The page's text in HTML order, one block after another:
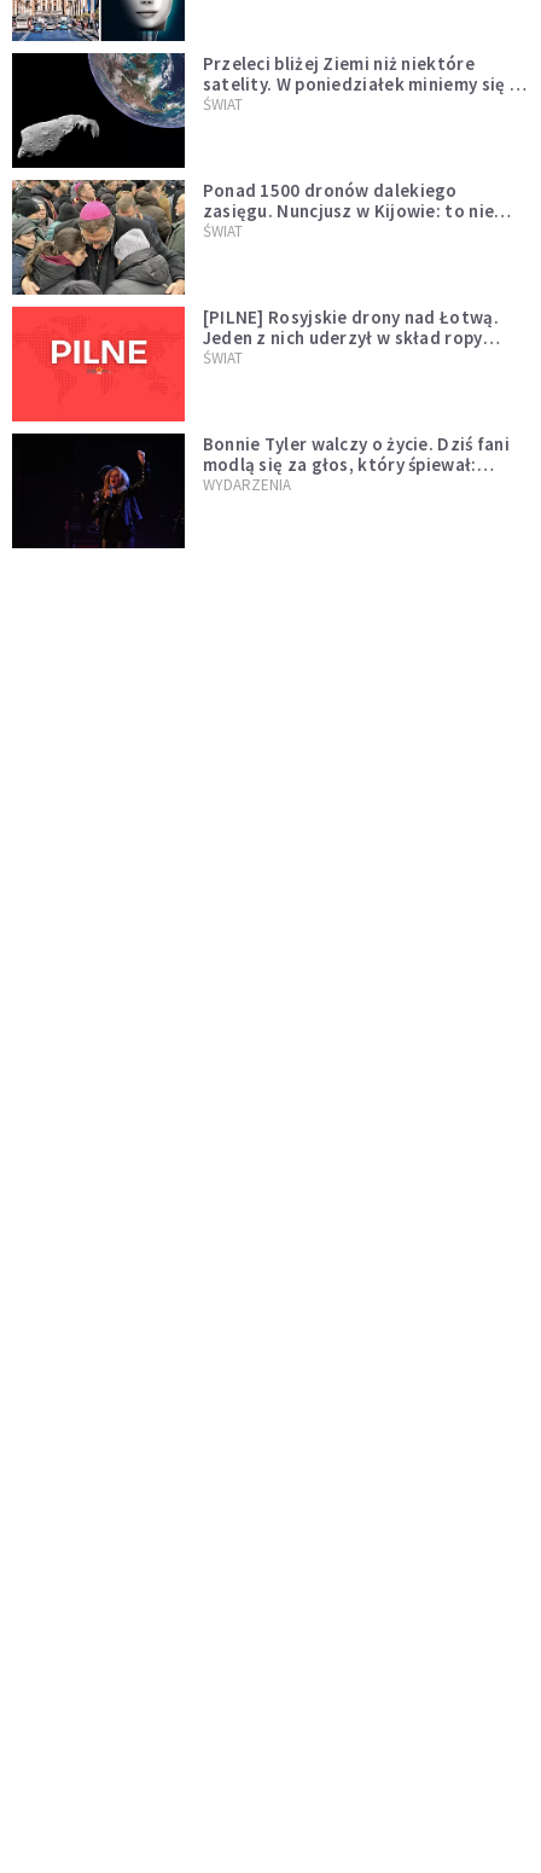
Przeleci bliżej Ziemi niż niektóre
satelity. W poniedziałek miniemy się z
asteroidą, która poprzedzi znacznie
ŚWIAT
Ponad 1500 dronów dalekiego
zasięgu. Nuncjusz w Kijowie: to nie
wygląda na wolę zakończenia wojny
ŚWIAT
[PILNE] Rosyjskie drony nad Łotwą.
Jeden z nich uderzył w skład ropy
naftowej
ŚWIAT
Bonnie Tyler walczy o życie. Dziś fani
modlą się za głos, który śpiewał:
"Lord, help me"
WYDARZENIA